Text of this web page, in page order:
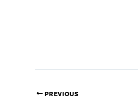
PREVIOUS